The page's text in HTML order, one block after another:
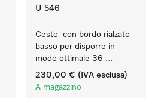
U 546
Cesto  con bordo rialzato
basso per disporre in
modo ottimale 36
bicchieri fino a 23 cm.
230,00 € (IVA esclusa)
A magazzino